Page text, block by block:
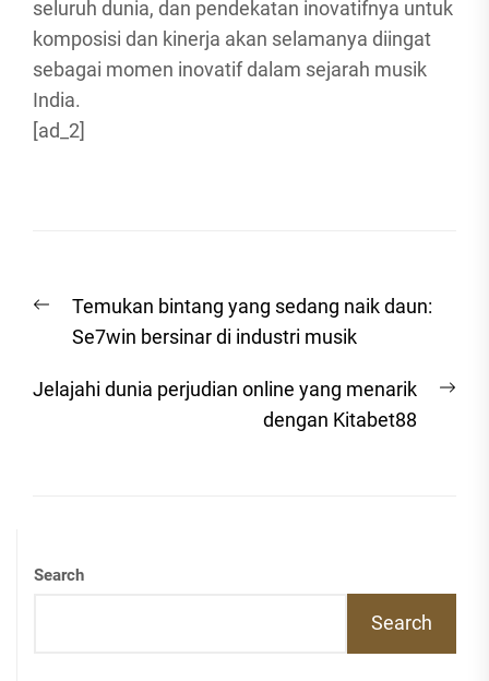
seluruh dunia, dan pendekatan inovatifnya untuk
komposisi dan kinerja akan selamanya diingat
sebagai momen inovatif dalam sejarah musik
India.
[ad_2]
navigation
Previous
post:
Temukan bintang yang sedang naik daun:
Se7win bersinar di industri musik
Jelajahi dunia perjudian online yang menarik
dengan Kitabet88
Search
Search